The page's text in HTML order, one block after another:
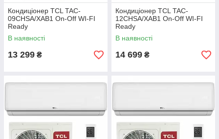
Кондиціонер TCL TAC-
09CHSA/XAB1 On-Off WI-FI
Ready
В наявності
13 299 ₴
Кондиціонер TCL TAC-
12CHSA/XAB1 On-Off WI-FI
Ready
В наявності
14 699 ₴